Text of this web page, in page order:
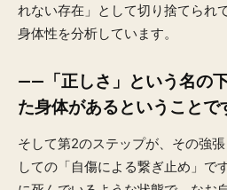
れない存在」として切り捨てられ
身体性を分析しています。
——「正しさ」という名の
た身体があるということで
そして第2のステップが、その強
しての「自傷による繋ぎ止め」で